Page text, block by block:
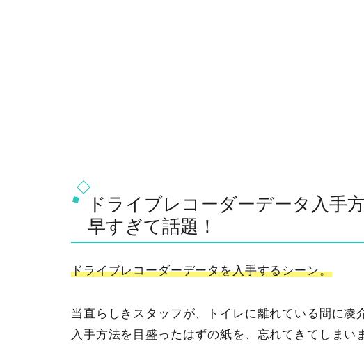
ドライブレコーダーデータ入手
早すぎて話題！
ドライブレコーダーデータを入手するシーン。
当直らしきスタッフが、トイレに離れている間に
入手方法を目盛ったはずの紙を、忘れてきてしまい